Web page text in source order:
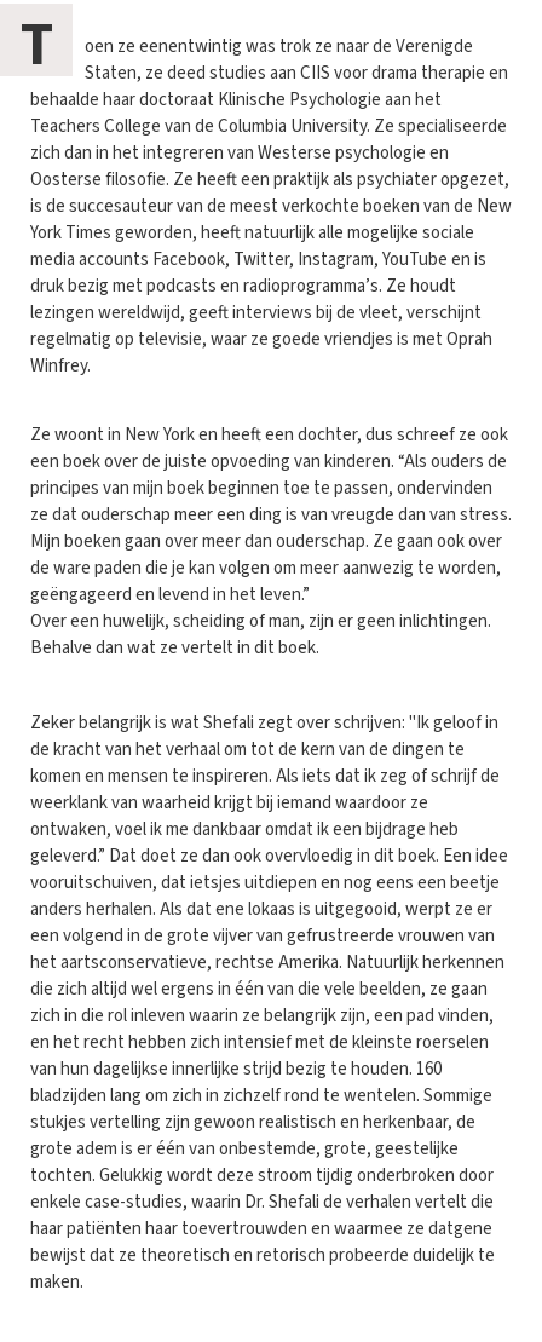
T
oen ze eenentwintig was trok ze naar de Verenigde
Staten, ze deed studies aan CIIS voor drama therapie en
behaalde haar doctoraat Klinische Psychologie aan het
Teachers College van de Columbia University. Ze specialiseerde
zich dan in het integreren van Westerse psychologie en
Oosterse filosofie. Ze heeft een praktijk als psychiater opgezet,
is de succesauteur van de meest verkochte boeken van de New
York Times geworden, heeft natuurlijk alle mogelijke sociale
media accounts Facebook, Twitter, Instagram, YouTube en is
druk bezig met podcasts en radioprogramma’s. Ze houdt
lezingen wereldwijd, geeft interviews bij de vleet, verschijnt
regelmatig op televisie, waar ze goede vriendjes is met Oprah
Winfrey.
Ze woont in New York en heeft een dochter, dus schreef ze ook
een boek over de juiste opvoeding van kinderen. “Als ouders de
principes van mijn boek beginnen toe te passen, ondervinden
ze dat ouderschap meer een ding is van vreugde dan van stress.
Mijn boeken gaan over meer dan ouderschap. Ze gaan ook over
de ware paden die je kan volgen om meer aanwezig te worden,
geëngageerd en levend in het leven.”
Over een huwelijk, scheiding of man, zijn er geen inlichtingen.
Behalve dan wat ze vertelt in dit boek.
Zeker belangrijk is wat Shefali zegt over schrijven: "Ik geloof in
de kracht van het verhaal om tot de kern van de dingen te
komen en mensen te inspireren. Als iets dat ik zeg of schrijf de
weerklank van waarheid krijgt bij iemand waardoor ze
ontwaken, voel ik me dankbaar omdat ik een bijdrage heb
geleverd.” Dat doet ze dan ook overvloedig in dit boek. Een idee
vooruitschuiven, dat ietsjes uitdiepen en nog eens een beetje
anders herhalen. Als dat ene lokaas is uitgegooid, werpt ze er
een volgend in de grote vijver van gefrustreerde vrouwen van
het aartsconservatieve, rechtse Amerika. Natuurlijk herkennen
die zich altijd wel ergens in één van die vele beelden, ze gaan
zich in die rol inleven waarin ze belangrijk zijn, een pad vinden,
en het recht hebben zich intensief met de kleinste roerselen
van hun dagelijkse innerlijke strijd bezig te houden. 160
bladzijden lang om zich in zichzelf rond te wentelen. Sommige
stukjes vertelling zijn gewoon realistisch en herkenbaar, de
grote adem is er één van onbestemde, grote, geestelijke
tochten. Gelukkig wordt deze stroom tijdig onderbroken door
enkele case-studies, waarin Dr. Shefali de verhalen vertelt die
haar patiënten haar toevertrouwden en waarmee ze datgene
bewijst dat ze theoretisch en retorisch probeerde duidelijk te
maken.